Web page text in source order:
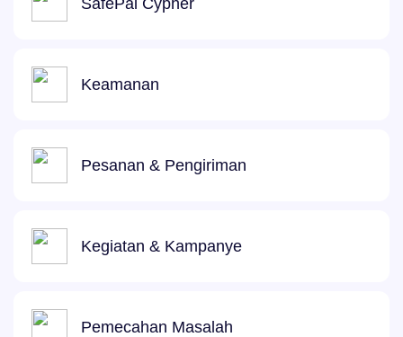
Keamanan
Pesanan & Pengiriman
Kegiatan & Kampanye
Pemecahan Masalah